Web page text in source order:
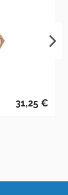
31,25 €